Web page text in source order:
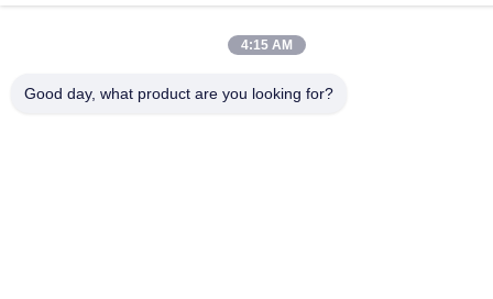
4:15 AM
Good day, what product are you looking for?